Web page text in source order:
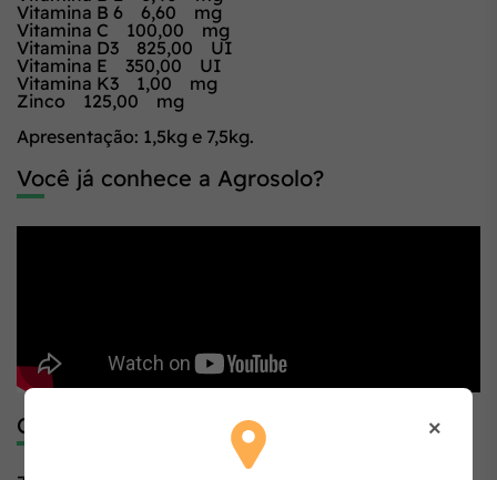
Vitamina B 6 6,60 mg
Vitamina C 100,00 mg
Vitamina D3 825,00 UI
Vitamina E 350,00 UI
Vitamina K3 1,00 mg
Zinco 125,00 mg
Apresentação: 1,5kg e 7,5kg.
Você já conhece a Agrosolo?
Código de Barras ×